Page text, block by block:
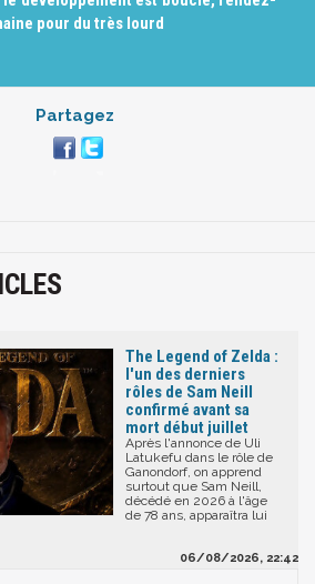
pour du très lourd
Partagez
The Legend of Zelda :
l'un des derniers
rôles de Sam Neill
confirmé avant sa
mort début juillet
Après l'annonce de Uli
Latukefu dans le rôle de
Ganondorf, on apprend
surtout que Sam Neill,
décédé en 2026 à l'âge
de 78 ans, apparaîtra lui
06/08/2026, 22:42